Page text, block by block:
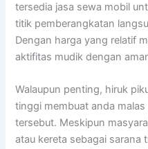
tersedia jasa sewa mobil
titik pemberangkatan
Dengan harga yang relatif
aktifitas mudik dengan
Walaupun penting, hiruk
tinggi membuat anda
tersebut. Meskipun
atau kereta sebagai sarana